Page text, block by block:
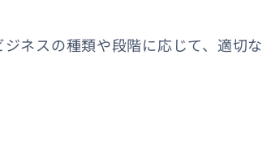
ネスの種類や段階に応じて、適切な